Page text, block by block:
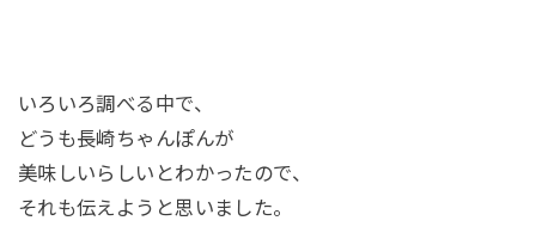
いろいろ調べる中で、
どうも長崎ちゃんぽんが
美味しいらしいとわかったので、
それも伝えようと思いました。